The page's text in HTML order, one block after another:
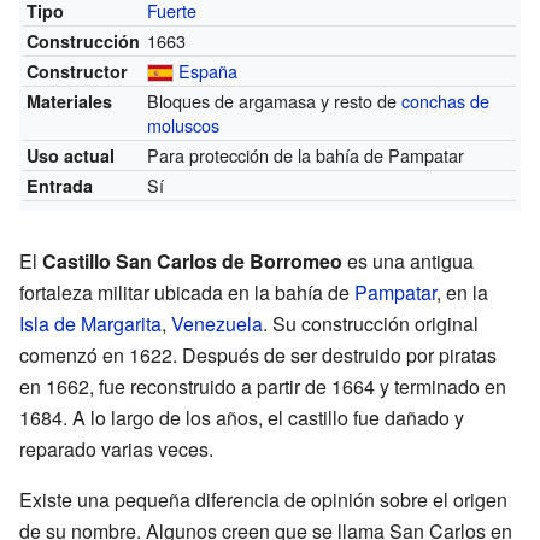
Tipo Fuerte
Construcción 1663
Constructor España
Materiales Bloques de argamasa y resto deconchas de
moluscos
Uso actual Para protección de la bahía de Pampatar
Entrada Sí
El Castillo San Carlos de Borromeo es una antigua
fortaleza militar ubicada en la bahía de Pampatar, en la
Isla de Margarita, Venezuela. Su construcción original
comenzó en 1622. Después de ser destruido por piratas
en 1662, fue reconstruido a partir de 1664 y terminado en
1684. A lo largo de los años, el castillo fue dañado y
reparado varias veces.
Existe una pequeña diferencia de opinión sobre el origen
de su nombre. Algunos creen que se llama San Carlos en